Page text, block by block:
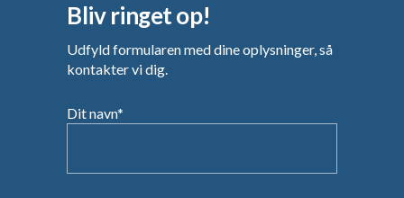
Bliv ringet op!
Udfyld formularen med dine oplysninger, så
kontakter vi dig.
Dit navn*